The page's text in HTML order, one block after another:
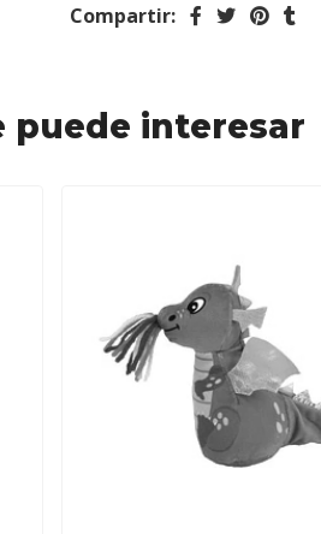
Compartir:
puede interesar